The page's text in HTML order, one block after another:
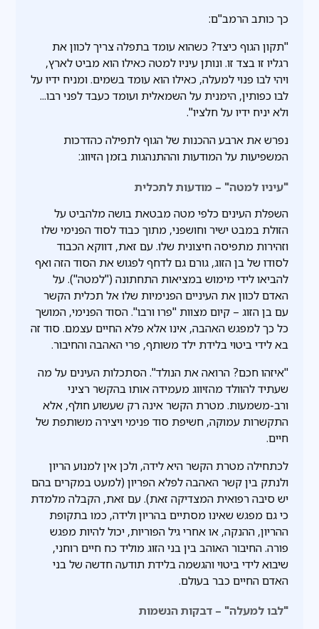
כך כותב הרמב"ם:
"תקון הגוף כיצד? כשהוא עומד בתפלה צריך לכוון את
רגליו זו בצד זו. ונותן עיניו למטה כאילו הוא מביט לארץ,
ויהי לבו פנוי למעלה, כאילו הוא עומד בשמים. ומניח ידיו על
לבו כפותין, הימנית על השמאלית ועומד כעבד לפני רבו...
ולא יניח ידיו על חלציו".
נפרש את ארבע ההכנות של הגוף לתפילה כהדרכות
המשפיעות על המודעות וההתנהגות בזמן הזיווג:
"עיניו למטה" – מודעות לתכלית
השפלת העינים כלפי מטה מבטאת בושה מלהביט על
הזולת במבט ישיר וחושפני, מתוך כבוד לסוד הפנימי שלו
וזהירות מתפיסה חיצונית שלו. עם זאת, דווקא הכבוד
לסודו של בן הזוג, גורם גם לדחף לפגוש את הסוד הזה ואף
להביאו לידי מימוש במציאות התחתונה ("למטה"). על
האדם לכוון את העיניים הפנימיות שלו אל תכלית הקשר
עם בן הזוג – קיום מצוות "פרו ורבו". הסוד הפנימי, המושך
כל כך למפגש האהבה, אינו אלא פלא החיים עצמם. סוד זה
בא לידי ביטוי בלידת ילד משותף, פרי האהבה והחיבור.
"איזהו חכם? הרואה את הנולד". הסתכלות העינים על מה
שעתיד להוולד מהזיווג מעמידה אותו בהקשר רציני
ורב-משמעות. מטרת הקשר אינה רק שעשוע חולף, אלא
התקשרות עמוקה, חשיפת סוד פנימי ויצירה משותפת של
חיים.
לכתחילה מטרת הקשר היא לידה, ולכן אין למנוע הריון
ולנתק בין קשר האהבה לפלא הפריון (למעט במקרים בהם
יש סיבה רפואית המצדיקה זאת). עם זאת, הקבלה מלמדת
כי גם מפגש שאינו מסתיים בהריון ולידה, כמו בתקופת
ההריון, ההנקה, או אחרי גיל הפוריות, יכול להיות מפגש
פורה. החיבור האוהב בין בני הזוג מוליד כח חיים רוחני,
שיבוא לידי ביטוי והגשמה בלידת תודעה חדשה של בני
האדם החיים כבר בעולם.
"לבו למעלה" – דבקות הנשמות